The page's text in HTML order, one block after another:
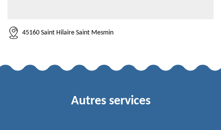
45160 Saint Hilaire Saint Mesmin
Autres services